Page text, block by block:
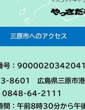
三原市へのアクセス
号：9000020342041
8601 広島県三原市港
0848-64-2111
間：午前8時30分から午